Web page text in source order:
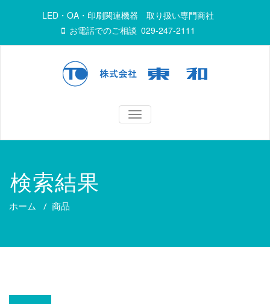
LED・OA・印刷関連機器 取り扱い専門商社
お電話でのご相談 029-247-2111
TOGGLE
NAVIGATION
検索結果
ホーム / 商品